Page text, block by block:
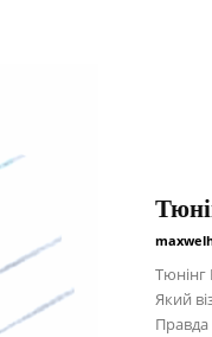
Тюнінг
Який
Правда